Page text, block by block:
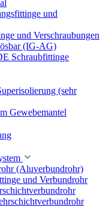
und
und Verschraubungen
(IG-AG)
Schraubfittinge
(sehr
Gewebemantel
(Aluverbundrohr)
und Verbundrohr